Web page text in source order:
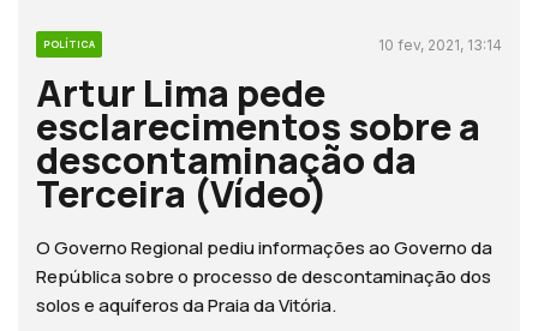
POLÍTICA 10 fev, 2021, 13:14
Artur Lima pede
esclarecimentos sobre a
descontaminação da
Terceira (Vídeo)
O Governo Regional pediu informações ao Governo da
República sobre o processo de descontaminação dos
solos e aquíferos da Praia da Vitória.